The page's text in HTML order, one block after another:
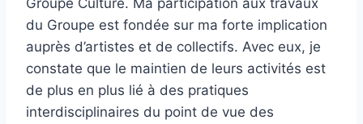
du Groupe est fondée sur ma forte implication
auprès d’artistes et de collectifs. Avec eux, je
constate que le maintien de leurs activités est
de plus en plus lié à des pratiques
interdisciplinaires du point de vue des